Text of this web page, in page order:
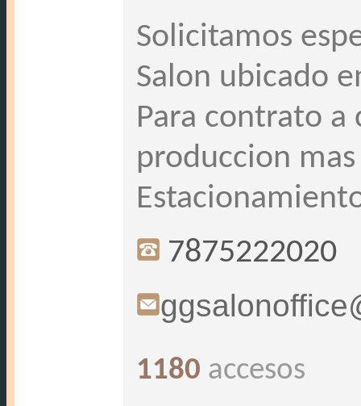
Solicitamos
Salon ubicado
Para contrato a
produccion
7875222020
1180 accesos